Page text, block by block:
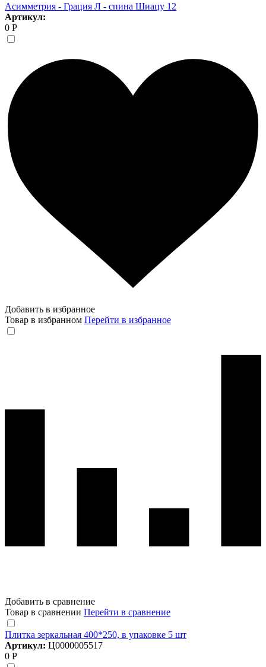
Асимметрия - Грация Л - спина Шиацу 12
Артикул:
0 Р
Добавить в избранное
Товар в избранном Перейти в избранное
Добавить в сравнение
Товар в сравнении Перейти в сравнение
Плитка зеркальная 400*250, в упаковке 5 шт
Артикул: Ц0000005517
0 Р